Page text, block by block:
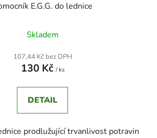
E.G.G. do lednice
Skladem
107,44 Kč bez DPH
130 Kč / ks
DETAIL
prodlužující trvanlivost potravin